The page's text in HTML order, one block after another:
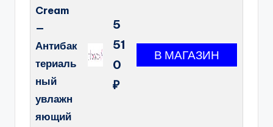
Cream
—
Антибак
териаль
ный
увлажн
яющий
5
51
0
₽